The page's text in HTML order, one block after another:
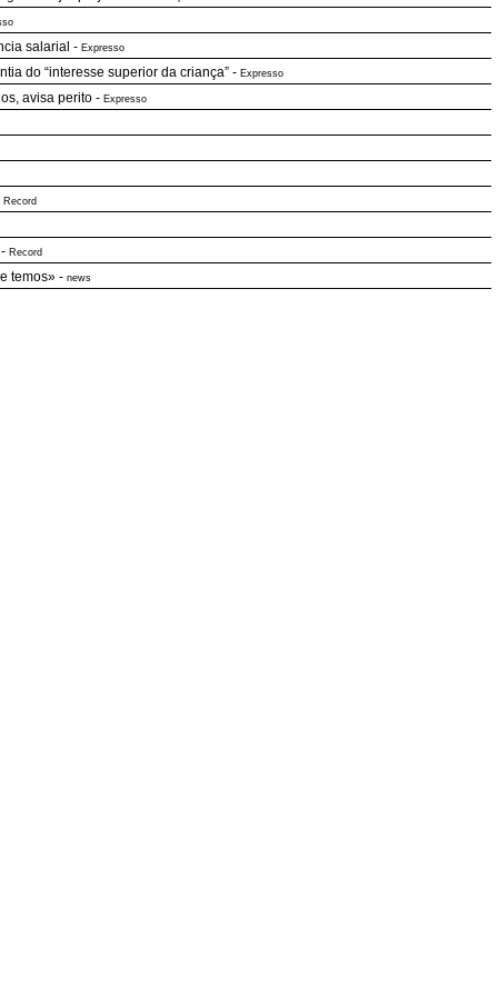
salarial - Expresso
do “interesse superior da criança” - Expresso
avisa perito - Expresso
Record
- Record
temos» - news